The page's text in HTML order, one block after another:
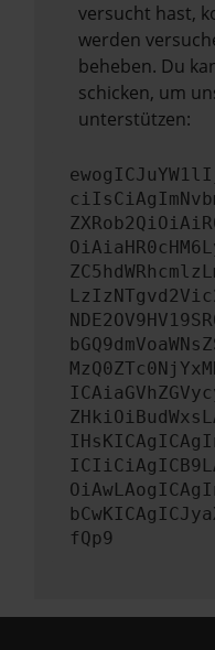
versucht hast,
werden
beheben. Du
schicken, um
unterstützen:
fQp9